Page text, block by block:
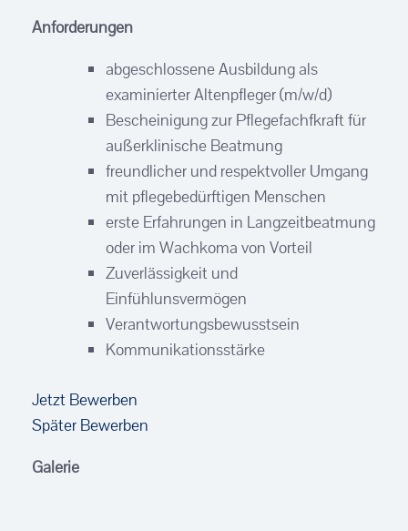
Anforderungen
abgeschlossene Ausbildung als
examinierter Altenpfleger (m/w/d)
Bescheinigung zur Pflegefachfkraft für
außerklinische Beatmung
freundlicher und respektvoller Umgang
mit pflegebedürftigen Menschen
erste Erfahrungen in Langzeitbeatmung
oder im Wachkoma von Vorteil
Zuverlässigkeit und
Einfühlunsvermögen
Verantwortungsbewusstsein
Kommunikationsstärke
Jetzt Bewerben
Später Bewerben
Galerie